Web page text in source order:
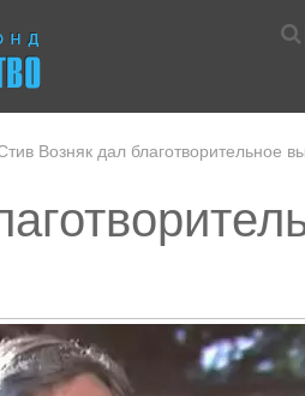
Возняк дал благотворительное